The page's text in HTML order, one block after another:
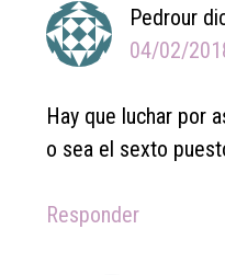
Pedrour
04/02/
Hay que luchar por
o sea el sexto
Responder